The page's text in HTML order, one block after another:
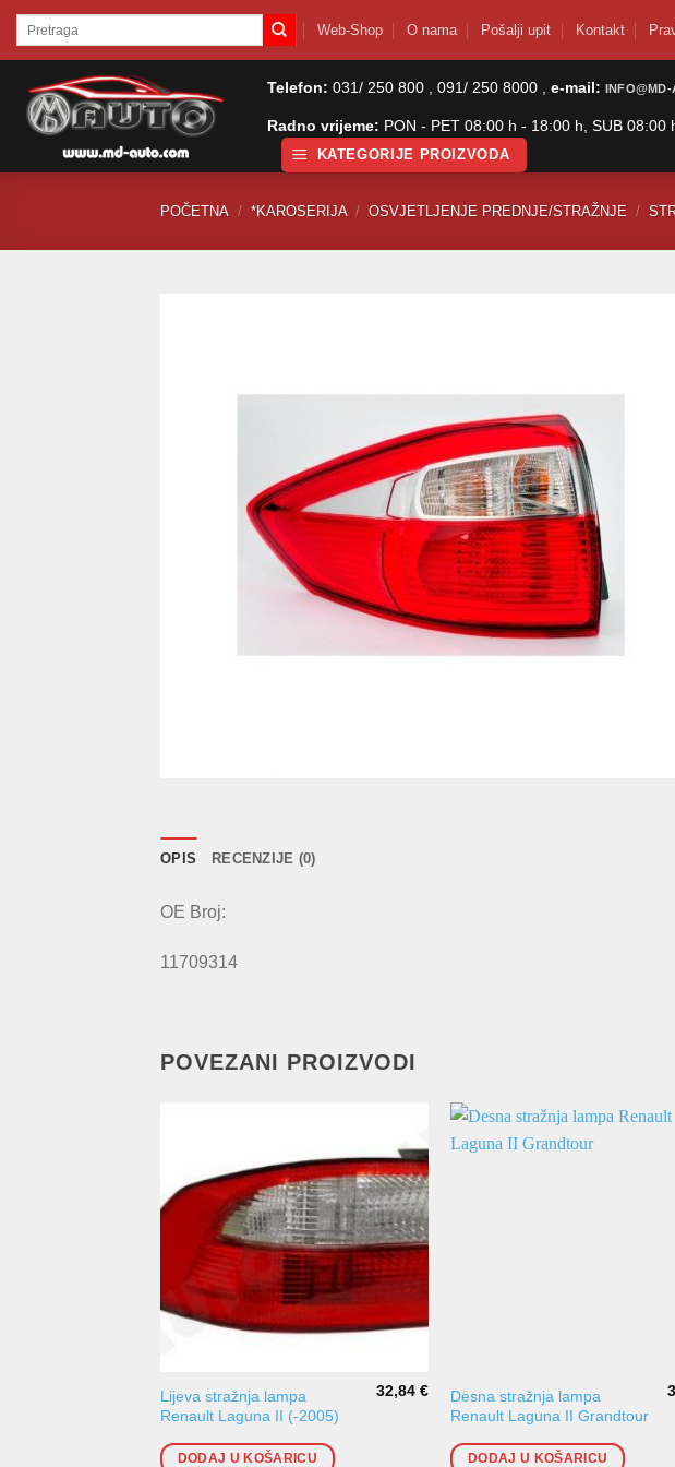
SkipPretraži: Web-Shop O nama Pošalji upit Kontakt
Telefon: 031/ 250 800 , 091/ 250 8000 , e-mail: INFO@MD-
Radno vrijeme: PON - PET 08:00 h - 18:00 h, SUB 08:00
KATEGORIJE PROIZVODA
POČETNA / *KAROSERIJA / OSVJETLJENJE PREDNJE/STRAŽNJE /
OPIS RECENZIJE (0)
OE Broj:
11709314
POVEZANI PROIZVODI
Lijeva stražnja lampa
Renault Laguna II (-2005)
32,84€
DODAJ U KOŠARICU
Desna stražnja lampa
Renault Laguna II Grandtour
DODAJ U KOŠARICU